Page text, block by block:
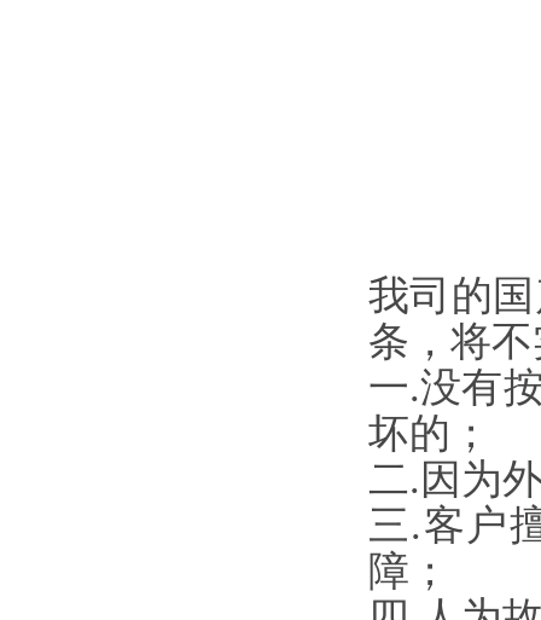
我司的国
条，
一.没有
坏的；
二.因为外
三.客户擅
障；